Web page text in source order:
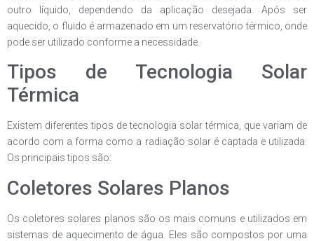
outro líquido, dependendo da aplicação desejada. Após ser
aquecido, o fluido é armazenado em um reservatório térmico, onde
pode ser utilizado conforme a necessidade.
Tipos de Tecnologia Solar
Térmica
Existem diferentes tipos de tecnologia solar térmica, que variam de
acordo com a forma como a radiação solar é captada e utilizada.
Os principais tipos são:
Coletores Solares Planos
Os coletores solares planos são os mais comuns e utilizados em
sistemas de aquecimento de água. Eles são compostos por uma